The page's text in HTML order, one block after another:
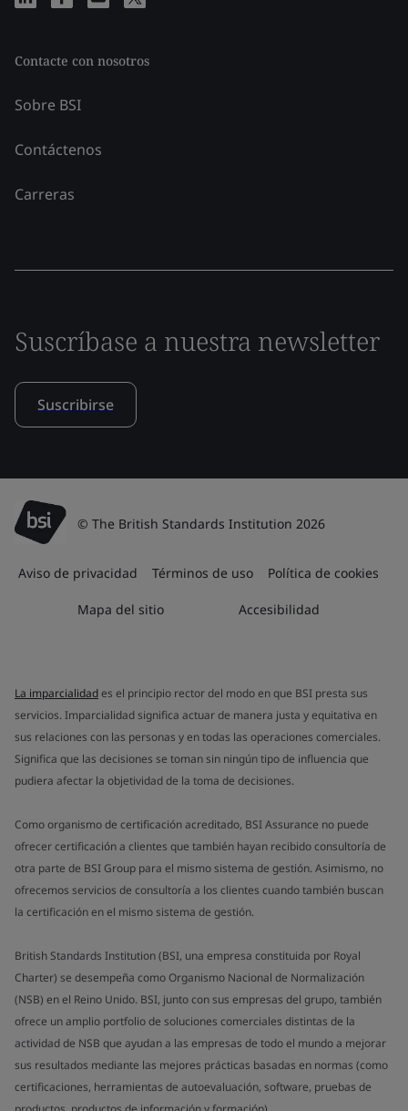
Contacte con nosotros
Sobre BSI
Contáctenos
Carreras
Suscríbase a nuestra newsletter
Suscribirse
© The British Standards Institution 2026
Aviso de privacidad Términos de uso Política de cookies
Mapa del sitio Accesibilidad
La imparcialidades el principio rector del modo en que BSI presta sus
servicios. Imparcialidad significa actuar de manera justa y equitativa en
sus relaciones con las personas y en todas las operaciones comerciales.
Significa que las decisiones se toman sin ningún tipo de influencia que
pudiera afectar la objetividad de la toma de decisiones.
Como organismo de certificación acreditado, BSI Assurance no puede
ofrecer certificación a clientes que también hayan recibido consultoría de
otra parte de BSI Group para el mismo sistema de gestión. Asimismo, no
ofrecemos servicios de consultoría a los clientes cuando también buscan
la certificación en el mismo sistema de gestión.
British Standards Institution (BSI, una empresa constituida por Royal
Charter) se desempeña como Organismo Nacional de Normalización
(NSB) en el Reino Unido. BSI, junto con sus empresas del grupo, también
ofrece un amplio portfolio de soluciones comerciales distintas de la
actividad de NSB que ayudan a las empresas de todo el mundo a mejorar
sus resultados mediante las mejores prácticas basadas en normas (como
certificaciones, herramientas de autoevaluación, software, pruebas de